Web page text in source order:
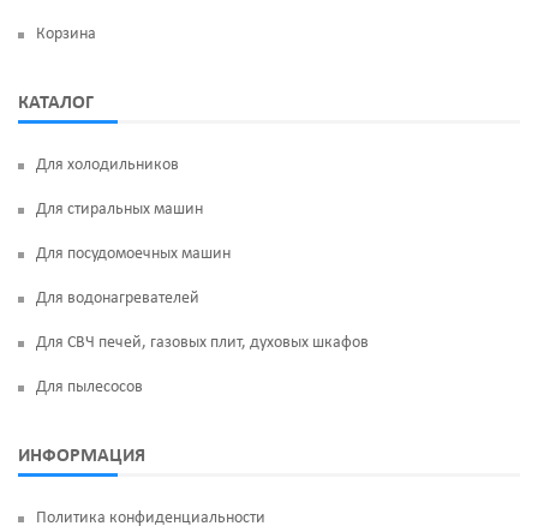
Корзина
КАТАЛОГ
Для холодильников
Для стиральных машин
Для посудомоечных машин
Для водонагревателей
Для СВЧ печей, газовых плит, духовых шкафов
Для пылесосов
ИНФОРМАЦИЯ
Политика конфиденциальности